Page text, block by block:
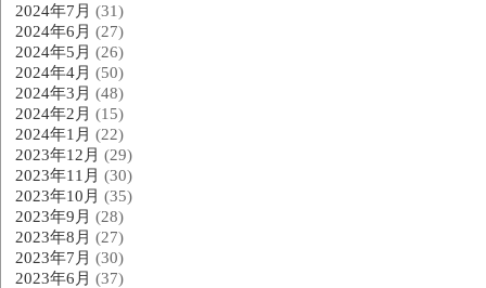
2024年7月 (31)
2024年6月 (27)
2024年5月 (26)
2024年4月 (50)
2024年3月 (48)
2024年2月 (15)
2024年1月 (22)
2023年12月 (29)
2023年11月 (30)
2023年10月 (35)
2023年9月 (28)
2023年8月 (27)
2023年7月 (30)
2023年6月 (37)